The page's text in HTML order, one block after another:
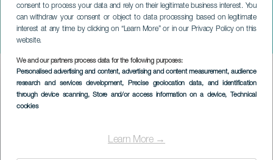
consent to process your data and rely on their legitimate business interest. You
can withdraw your consent or object to data processing based on legitimate
interest at any time by clicking on “Learn More” or in our Privacy Policy on this
website.
We and our partners process data for the following purposes:
Personalised advertising and content, advertising and content measurement, audience
research and services development, Precise geolocation data, and identification
through device scanning, Store and/or access information on a device, Technical
cookies
Learn More →
Cécile McLorin Salvant -
Festival Internacional
Canarias Jazz y Más
Imagen
Listado